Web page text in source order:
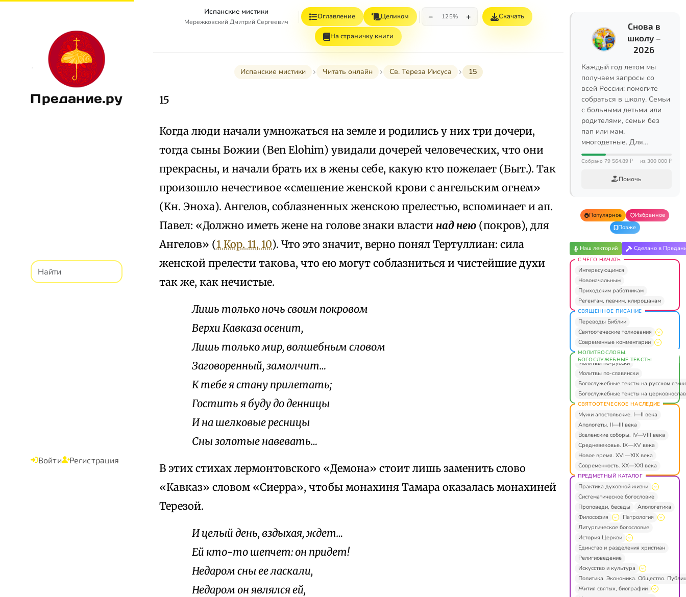
Предание.ру
Войти Регистрация
Испанские мистики
Мережковский Дмитрий Сергеевич
Оглавление Целиком − 125% + Скачать
На страничку книги
Испанские мистики Читать онлайн Св. Тереза Иисуса 15
15
Когда люди начали умножаться на земле и родились у них три дочери,
тогда сыны Божии (Ben Elohim) увидали дочерей человеческих, что они
прекрасны, и начали брать их в жены себе, какую кто пожелает (Быт.). Так
произошло нечестивое «смешение женской крови с ангельским огнем»
(Кн. Эноха). Ангелов, соблазненных женскою прелестью, вспоминает и ап.
Павел: «Должно иметь жене на голове знаки власти над нею (покров), для
Ангелов» (1 Кор. 11, 10). Что это значит, верно понял Тертуллиан: сила
женской прелести такова, что ею могут соблазниться и чистейшие духи
так же, как нечистые.
Лишь только ночь своим покровом
Верхи Кавказа осенит,
Лишь только мир, волшебным словом
Заговоренный, замолчит…
К тебе я стану прилетать;
Гостить я буду до денницы
И на шелковые ресницы
Сны золотые навевать…
В этих стихах лермонтовского «Демона» стоит лишь заменить слово
«Кавказ» словом «Сиерра», чтобы монахиня Тамара оказалась монахиней
Терезой.
И целый день, вздыхая, ждет…
Ей кто-то шепчет: он придет!
Недаром сны ее ласкали,
Недаром он являлся ей,
Снова в
школу –
2026
Каждый год летом мы
получаем запросы со
всей России: помогите
собраться в школу. Семьи
с больными детьми или
родителями, семьи без
пап или мам,
многодетные. Для…
Собрано 79 564,89 ₽ из 300 000 ₽
Помочь
Популярное
Избранное
Позже
Наш лекторий Сделано в
С ЧЕГО НАЧАТЬ
Интересующимся
Новоначальным
Приходским работникам
Регентам, певчим, клирошанам
СВЯЩЕННОЕ ПИСАНИЕ
Переводы Библии
Святоотеческие толкования
Современные комментарии
МОЛИТВОСЛОВЫ.
БОГОСЛУЖЕБНЫЕ ТЕКСТЫ
Молитвы по-русски
Молитвы по-славянски
Богослужебные тексты на русском
Богослужебные тексты на
СВЯТООТЕЧЕСКОЕ НАСЛЕДИЕ
Мужи апостольские. I—II века
Апологеты. II—III века
Вселенские соборы. IV—VIII века
Средневековье. IX—XV века
Новое время. XVI—XIX века
Современность. XX—XXI века
ПРЕДМЕТНЫЙ КАТАЛОГ
Практика духовной жизни
Систематическое богословие
Проповеди, беседы
Апологетика
Философия
Патрология
Литургическое богословие
История Церкви
Единство и разделения христиан
Религиоведение
Искусство и культура
Политика. Экономика. Общество.
Жития святых, биографии